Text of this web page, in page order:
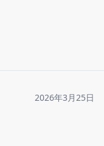
2026年3月25日